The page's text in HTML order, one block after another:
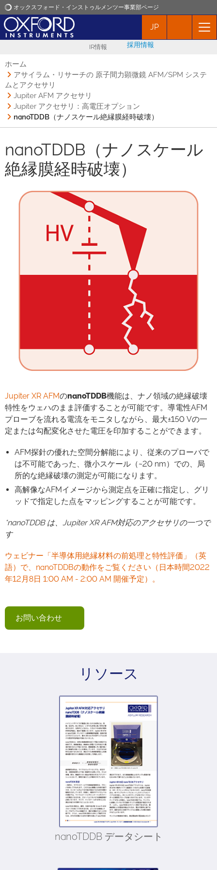
オックスフォード・インストゥルメンツー事業部ページ
オックスフォード・インストゥルメンツ
ニュース
イベント
お問い合わせ
JP
IR情報 採用情報
ホーム
アサイラム・リサーチの 原子間力顕微鏡 AFM/SPM システ
ムとアクセサリ
Jupiter AFM アクセサリ
Jupiter アクセサリ：高電圧オプション
nanoTDDB（ナノスケール絶縁膜経時破壊）
nanoTDDB（ナノスケール
絶縁膜経時破壊）
Jupiter XR AFMのnanoTDDB機能は、ナノ領域の絶縁破壊
特性をウェハのまま評価することが可能です。導電性AFM
プローブを流れる電流をモニタしながら、最大±150 Vの一
定または勾配変化させた電圧を印加することができます。
AFM探針の優れた空間分解能により、従来のプローバで
は不可能であった、微小スケール（~20 nm）での、局
所的な絶縁破壊の測定が可能になります。
高解像なAFMイメージから測定点を正確に指定し、グリ
ッドで指定した点をマッピングすることが可能です。
*nanoTDDB は、Jupiter XR AFM対応のアクセサリの一つで
す
ウェビナー「半導体用絶縁材料の前処理と特性評価」（英
語）で、nanoTDDBの動作をご覧ください（日本時間2022
年12月8日 1:00 AM - 2:00 AM 開催予定）。
お問い合わせ
リソース
nanoTDDB データシート